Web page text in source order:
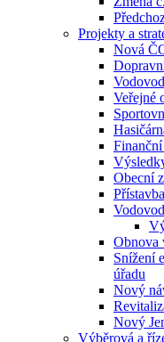
Projekty a
Nová
Veřejné
Obecní
Obnova
Snížení
úřadu
Nový
Nový
Výběrová a